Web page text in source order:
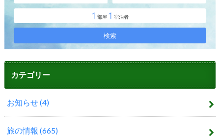
カテゴリー
お知らせ(4)
旅の情報 (665)